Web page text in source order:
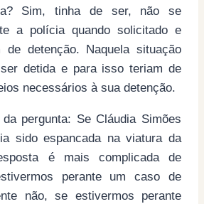
Sim, tinha de ser, não se
a polícia quando solicitado e
detenção. Naquela situação
detida e para isso teriam de
necessários à sua detenção.
pergunta: Se Cláudia Simões
sido espancada na viatura da
é mais complicada de
perante um caso de
não, se estivermos perante